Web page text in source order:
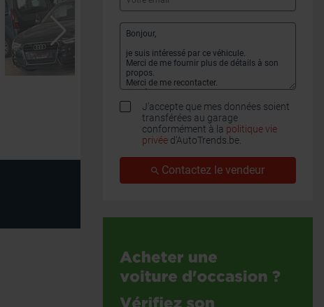
J'accepte que mes données soient
transférées au garage
conformément à la politique vie
privée d’AutoTrends.be.
Contactez le vendeur